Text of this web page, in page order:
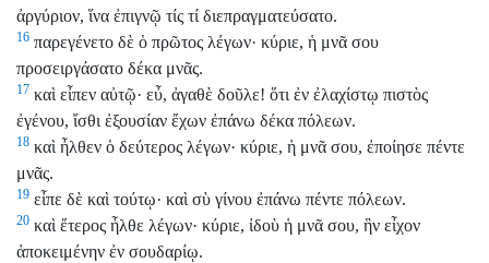
ἀργύριον, ἵνα ἐπιγνῷ τίς τί διεπραγματεύσατο.
16 παρεγένετο δὲ ὁ πρῶτος λέγων· κύριε, ἡ μνᾶ σου
προσειργάσατο δέκα μνᾶς.
17 καὶ εἶπεν αὐτῷ· εὖ, ἀγαθὲ δοῦλε! ὅτι ἐν ἐλαχίστῳ πιστὸς
ἐγένου, ἴσθι ἐξουσίαν ἔχων ἐπάνω δέκα πόλεων.
18 καὶ ἦλθεν ὁ δεύτερος λέγων· κύριε, ἡ μνᾶ σου, ἐποίησε πέντε
μνᾶς.
19 εἶπε δὲ καὶ τούτῳ· καὶ σὺ γίνου ἐπάνω πέντε πόλεων.
20 καὶ ἕτερος ἦλθε λέγων· κύριε, ἰδοὺ ἡ μνᾶ σου, ἣν εἶχον
ἀποκειμένην ἐν σουδαρίῳ.